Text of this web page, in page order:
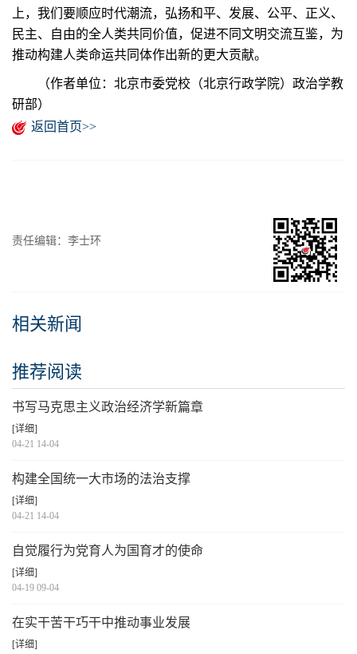
上，我们要顺应时代潮流，弘扬和平、发展、公平、正义、
民主、自由的全人类共同价值，促进不同文明交流互鉴，为
推动构建人类命运共同体作出新的更大贡献。
（作者单位：北京市委党校（北京行政学院）政治学教
研部）
返回首页>>
责任编辑：李士环
相关新闻
推荐阅读
书写马克思主义政治经济学新篇章
[详细]
04-21 14-04
构建全国统一大市场的法治支撑
[详细]
04-21 14-04
自觉履行为党育人为国育才的使命
[详细]
04-19 09-04
在实干苦干巧干中推动事业发展
[详细]